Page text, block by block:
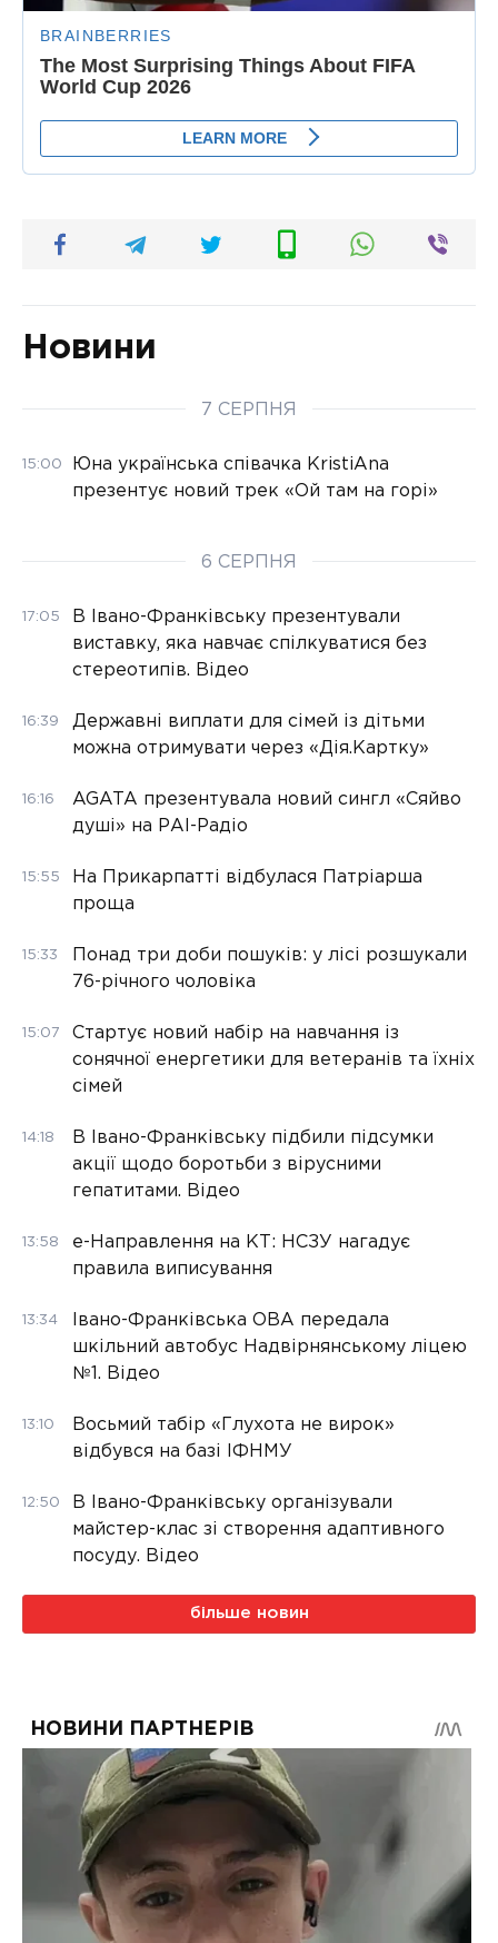
Новини
7 СЕРПНЯ
15:00
Юна українська співачка KristiAna
презентує новий трек «Ой там на горі»
6 СЕРПНЯ
17:05
В Івано-Франківську презентували
виставку, яка навчає спілкуватися без
стереотипів. Відео
16:39
Державні виплати для сімей із дітьми
можна отримувати через «Дія.Картку»
16:16
AGATA презентувала новий сингл «Сяйво
душі» на РАІ-Радіо
15:55
На Прикарпатті відбулася Патріарша
проща
15:33
Понад три доби пошуків: у лісі розшукали
76-річного чоловіка
15:07
Стартує новий набір на навчання із
сонячної енергетики для ветеранів та їхніх
сімей
14:18
В Івано-Франківську підбили підсумки
акції щодо боротьби з вірусними
гепатитами. Відео
13:58
е-Направлення на КТ: НСЗУ нагадує
правила виписування
13:34
Івано-Франківська ОВА передала
шкільний автобус Надвірнянському ліцею
№1. Відео
13:10
Восьмий табір «Глухота не вирок»
відбувся на базі ІФНМУ
12:50
В Івано-Франківську організували
майстер-клас зі створення адаптивного
посуду. Відео
більше новин